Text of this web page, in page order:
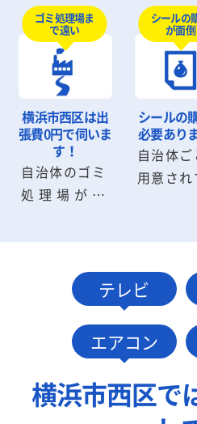
うにシールを
購入したり、
申請書を記入
する必要はあ
電話・メール
1本でお見積
り・回収に伺
います。
いけま
が、ワン
プLIFEな
日回収が
です。
朝の回
軽にご相
ださい。
ゴミ処理場ま
で遠い
横浜市西区は出
張費0円で伺いま
す！
自治体のゴミ
処理場が遠
題ありませ
ん。横浜市西
区内は出張費
0円でお伺い
シールの
が面倒
シールの
必要あり
自治体ご
用意され
区の自治
連絡・手
りません。
テレビ
エアコン
横浜市西区で